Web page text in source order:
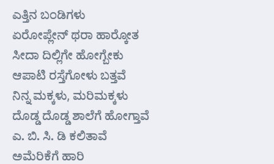
ಎತ್ತಿನ ಬಂಡಿಗಳು
ಏರೋಪ್ಲೇನ್ ಥರಾ ಹಾರ್‍ಕೋತ
ಸೀದಾ ದಿಲ್ಲಿಗೇ ಹೋಗ್ಬೇಕು
ಆಪಾಟಿ ರಸ್ತೆಗೋಳು ಬತ್ತವೆ
ನಿನ್ನ ಮಕ್ಕಳು, ಮರಿಮಕ್ಕಳು
ದೊಡ್ಡ ದೊಡ್ಡ ಶಾಲೆಗೆ ಹೋಗ್ತಾವೆ
ಎ. ಬಿ. ಸಿ. ಡಿ ಕಲಿತಾವೆ
ಅಮೆರಿಕೆಗೆ ಹಾರಿ